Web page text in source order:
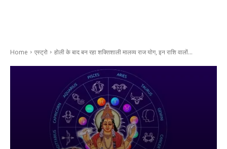
Home एस्ट्रो होली के बाद बन रहा शक्तिशाली मालव्य राज योग, इन राशि वालों...